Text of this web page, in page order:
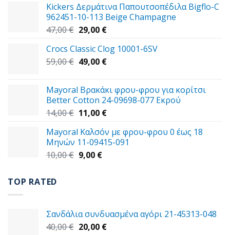
Kickers Δερμάτινα Παπουτσοπέδιλα Bigflo-C
962451-10-113 Beige Champagne
47,00€ Original
was:
47,00 €.
29,00 €Η
τιμή
είναι:
Crocs Classic Clog 10001-6SV
59,00€ Original
59,00 €.
49,00 €Η
είναι:
49,00 €.
Mayoral Βρακάκι φρου-φρου για κορίτσι
Better Cotton 24-09698-077 Εκρού
14,00€ Original
was:
14,00 €.
11,00 €Η
τιμή
είναι:
Mayoral Καλσόν με φρου-φρου 0 έως 18
Μηνών 11-09415-091
10,00€ Original
9,00 €Η
TOP RATED
Σανδάλια συνδυασμένα αγόρι 21-45313-048
40,00€ Original
20,00 €Η